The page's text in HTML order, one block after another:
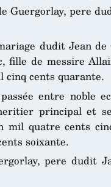
Guergorlay, pere
dudit Jean de
fille de messire
cinq cents quarante.
entre noble
principal et
mil quatre cents
soixante.
pere dudit